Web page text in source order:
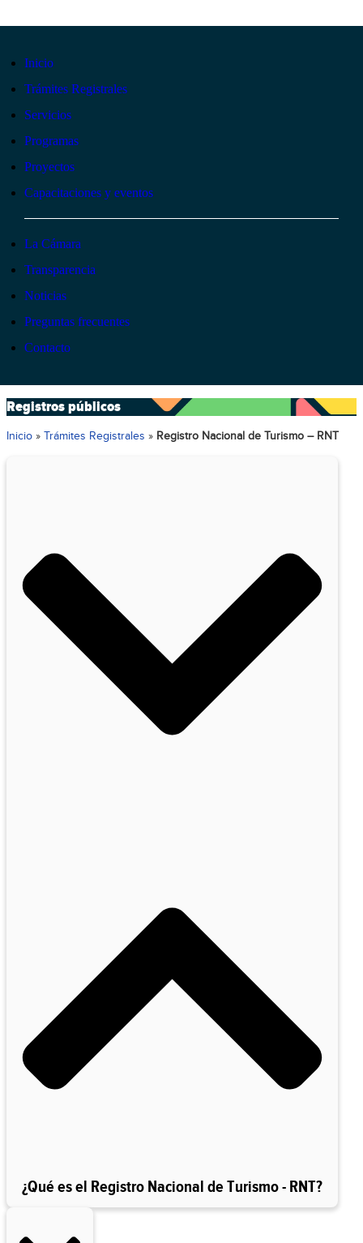
Inicio
Trámites Registrales
Servicios
Programas
Proyectos
Capacitaciones y eventos
La Cámara
Transparencia
Noticias
Preguntas frecuentes
Contacto
Registros públicos
Inicio » Trámites Registrales » Registro Nacional de Turismo – RNT
¿Qué es el Registro Nacional de Turismo - RNT?